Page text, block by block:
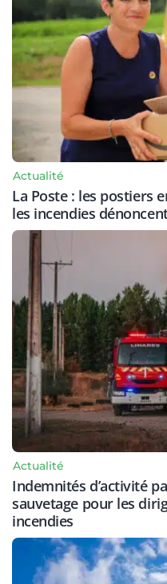
Actualité
La Poste : les postiers
les incendies
Actualité
Indemnités d’activité
sauvetage pour les
incendies